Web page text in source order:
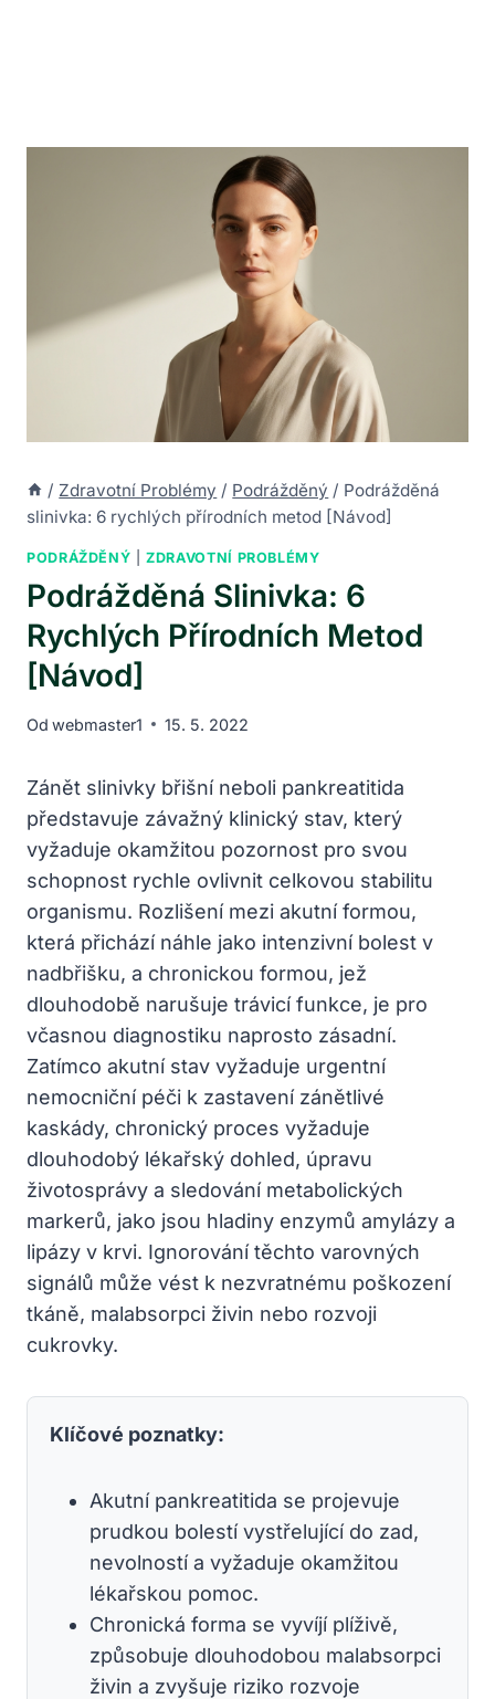
/ Zdravotní Problémy / Podrážděný / Podrážděná
slinivka: 6 rychlých přírodních metod [Návod]
PODRÁŽDĚNÝ |ZDRAVOTNÍ PROBLÉMY
Podrážděná Slinivka: 6
Rychlých Přírodních Metod
[Návod]
Od webmaster1 15. 5. 2022
Zánět slinivky břišní neboli pankreatitida
představuje závažný klinický stav, který
vyžaduje okamžitou pozornost pro svou
schopnost rychle ovlivnit celkovou stabilitu
organismu. Rozlišení mezi akutní formou,
která přichází náhle jako intenzivní bolest v
nadbřišku, a chronickou formou, jež
dlouhodobě narušuje trávicí funkce, je pro
včasnou diagnostiku naprosto zásadní.
Zatímco akutní stav vyžaduje urgentní
nemocniční péči k zastavení zánětlivé
kaskády, chronický proces vyžaduje
dlouhodobý lékařský dohled, úpravu
životosprávy a sledování metabolických
markerů, jako jsou hladiny enzymů amylázy a
lipázy v krvi. Ignorování těchto varovných
signálů může vést k nezvratnému poškození
tkáně, malabsorpci živin nebo rozvoji
cukrovky.
Klíčové poznatky:
Akutní pankreatitida se projevuje
prudkou bolestí vystřelující do zad,
nevolností a vyžaduje okamžitou
lékařskou pomoc.
Chronická forma se vyvíjí plíživě,
způsobuje dlouhodobou malabsorpci
živin a zvyšuje riziko rozvoje